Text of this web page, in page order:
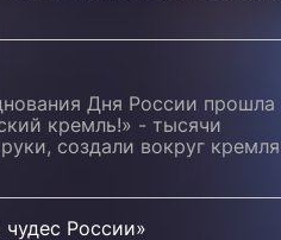
Дня России прошла
кремль!» - тысячи
создали вокруг кремля
России»